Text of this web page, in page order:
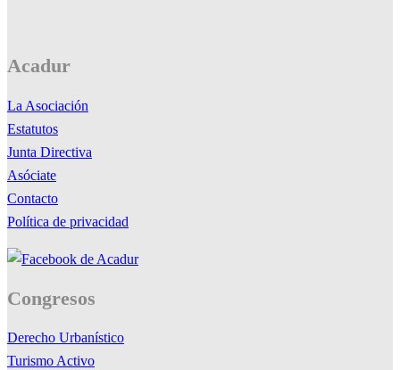
Acadur
La Asociación
Estatutos
Junta Directiva
Asóciate
Contacto
Política de privacidad
Congresos
Derecho Urbanístico
Turismo Activo